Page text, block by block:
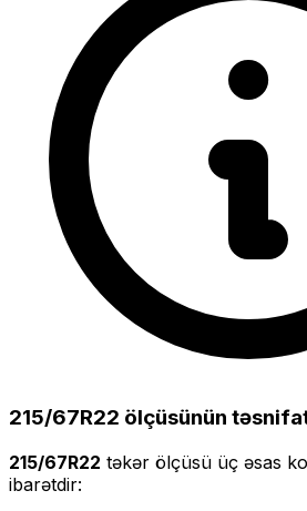
215/67R22 ölçüsünün
215/67R22 təkər ölçüsü üç əsas
ibarətdir: